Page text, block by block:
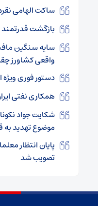
ساکت الهامی
بازگشت قدرتمند
سایه سنگین
واقعی کشاورز
دستور فوری
همکاری نفتی
شکایت جواد
موضوع تهدید به
پایان انتظار
تصویب شد